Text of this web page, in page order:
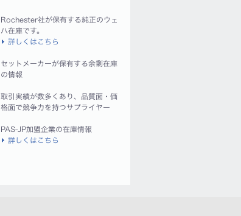
Rochester社が保有する純正のウェ
ハ在庫です。
詳しくはこちら
セットメーカーが保有する余剰在庫
の情報
取引実績が数多くあり、品質面・価
格面で競争力を持つサプライヤー
PAS-JP加盟企業の在庫情報
詳しくはこちら